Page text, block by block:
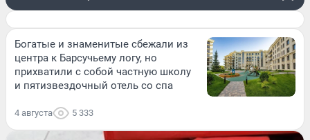
Богатые и знаменитые сбежали из
центра к Барсучьему логу, но
прихватили с собой частную школу
и пятизвездочный отель со спа
4 августа 5 333